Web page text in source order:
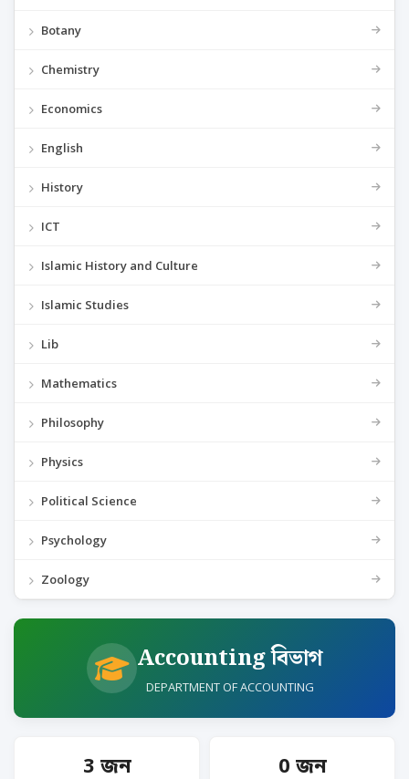
Botany
Chemistry
Economics
English
History
ICT
Islamic History and Culture
Islamic Studies
Lib
Mathematics
Philosophy
Physics
Political Science
Psychology
Zoology
Accounting বিভাগ
DEPARTMENT OF ACCOUNTING
3 জন 0 জন